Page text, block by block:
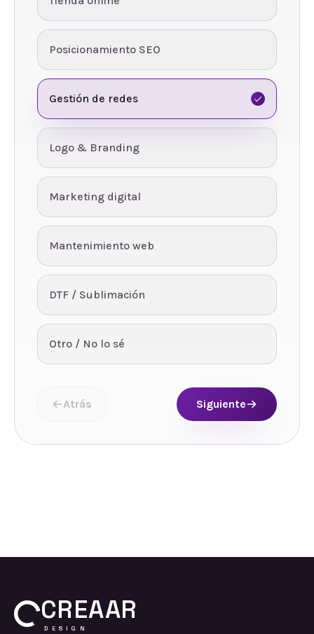
Posicionamiento SEO
Gestión de redes
Logo & Branding
Marketing digital
Mantenimiento web
DTF / Sublimación
Otro / No lo sé
Atrás Siguiente
CREAAR
DESIGN